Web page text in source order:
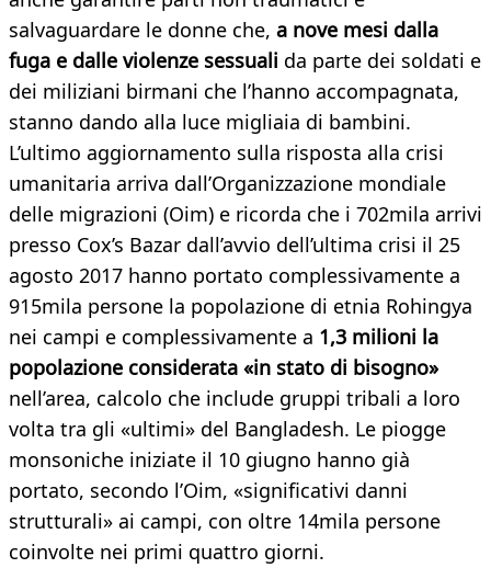
salvaguardare le donne che, a nove mesi dalla
fuga e dalle violenze sessuali da parte dei soldati e
dei miliziani birmani che l’hanno accompagnata,
stanno dando alla luce migliaia di bambini.
L’ultimo aggiornamento sulla risposta alla crisi
umanitaria arriva dall’Organizzazione mondiale
delle migrazioni (Oim) e ricorda che i 702mila arrivi
presso Cox’s Bazar dall’avvio dell’ultima crisi il 25
agosto 2017 hanno portato complessivamente a
915mila persone la popolazione di etnia Rohingya
nei campi e complessivamente a 1,3 milioni la
popolazione considerata «in stato di bisogno»
nell’area, calcolo che include gruppi tribali a loro
volta tra gli «ultimi» del Bangladesh. Le piogge
monsoniche iniziate il 10 giugno hanno già
portato, secondo l’Oim, «significativi danni
strutturali» ai campi, con oltre 14mila persone
coinvolte nei primi quattro giorni.